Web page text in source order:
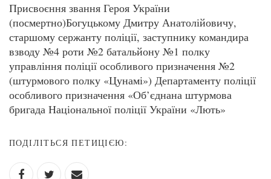
Присвоєння звання Героя України
(посмертно)Богуцькому Дмитру Анатолійовичу,
старшому сержанту поліції, заступнику командира
взводу №4 роти №2 батальйону №1 полку
управління поліції особливого призначення №2
(штурмового полку «Цунамі») Департаменту поліції
особливого призначення «Об’єднана штурмова
бригада Національної поліції України «Лють»
ПОДІЛІТЬСЯ ПЕТИЦІЄЮ: